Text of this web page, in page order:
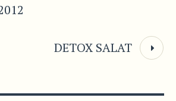
DETOX SALAT